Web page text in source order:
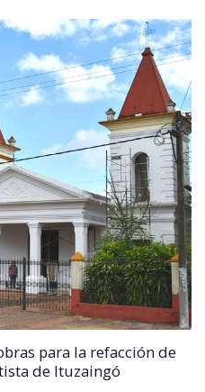
para la refacción de
de Ituzaingó